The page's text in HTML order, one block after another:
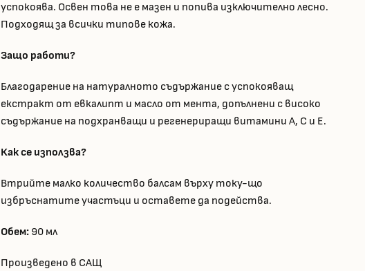
успокоява. Освен това не е мазен и попива изключително лесно.
Подходящ за всички типове кожа.
Защо работи?
Благодарение на натуралното съдържание с успокояващ
екстракт от евкалипт и масло от мента, допълнени с високо
съдържание на подхранващи и регенериращи витамини A, C и E.
Как се използва?
Втрийте малко количество балсам върху току-що
избръснатите участъци и оставете да подейства.
Обем: 90 мл
Произведено в САЩ